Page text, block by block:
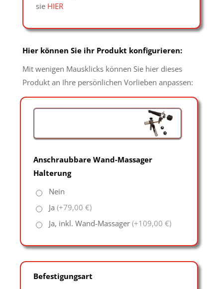
sie HIER
Hier können Sie ihr Produkt konfigurieren:
Mit wenigen Mausklicks können Sie hier dieses
Produkt an Ihre persönlichen Vorlieben anpassen:
Anschraubbare Wand-Massager
Halterung
Nein
Ja (+79,00 €)
Ja, inkl. Wand-Massager (+109,00 €)
Befestigungsart